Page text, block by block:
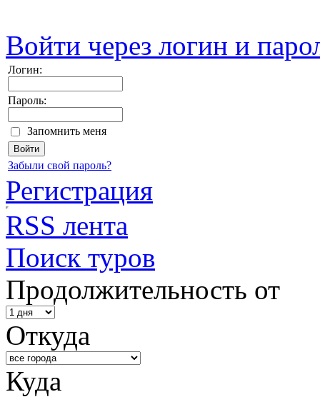
Войти через логин и
Логин:
Пароль:
Запомнить меня
Забыли свой пароль?
Регистрация
RSS лента
Поиск туров
Продолжительность от
Откуда
Куда